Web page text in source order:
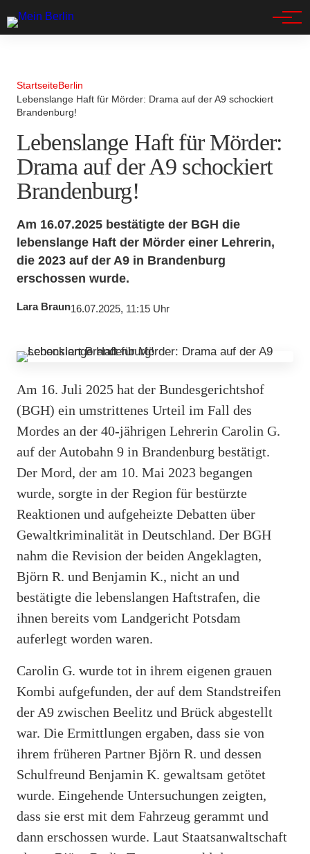
StartseiteBerlin
Lebenslange Haft für Mörder: Drama auf der A9 schockiert
Brandenburg!
Lebenslange Haft für Mörder:
Drama auf der A9 schockiert
Brandenburg!
Am 16.07.2025 bestätigte der BGH die
lebenslange Haft der Mörder einer Lehrerin,
die 2023 auf der A9 in Brandenburg
erschossen wurde.
Lara Braun16.07.2025, 11:15 Uhr
Am 16. Juli 2025 hat der Bundesgerichtshof
(BGH) ein umstrittenes Urteil im Fall des
Mordes an der 40-jährigen Lehrerin Carolin G.
auf der Autobahn 9 in Brandenburg bestätigt.
Der Mord, der am 10. Mai 2023 begangen
wurde, sorgte in der Region für bestürzte
Reaktionen und aufgeheizte Debatten über
Gewaltkriminalität in Deutschland. Der BGH
nahm die Revision der beiden Angeklagten,
Björn R. und Benjamin K., nicht an und
bestätigte die lebenslangen Haftstrafen, die
ihnen bereits vom Landgericht Potsdam
auferlegt worden waren.
Carolin G. wurde tot in ihrem eigenen grauen
Kombi aufgefunden, der auf dem Standstreifen
der A9 zwischen Beelitz und Brück abgestellt
war. Die Ermittlungen ergaben, dass sie von
ihrem früheren Partner Björn R. und dessen
Schulfreund Benjamin K. gewaltsam getötet
wurde. Eingehende Untersuchungen zeigten,
dass sie erst mit dem Fahrzeug gerammt und
dann erschossen wurde. Laut Staatsanwaltschaft